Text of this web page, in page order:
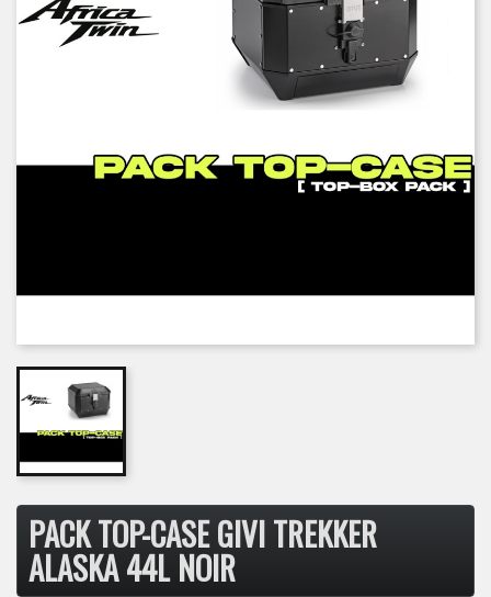
PACK TOP-CASE GIVI TREKKER
ALASKA 44L NOIR